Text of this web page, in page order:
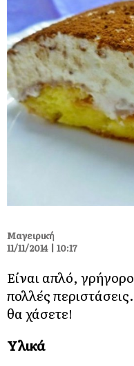
Μαγειρική
11/11/2014 | 10:17
Είναι απλό,
πολλές
θα χάσετε!
Υλικά